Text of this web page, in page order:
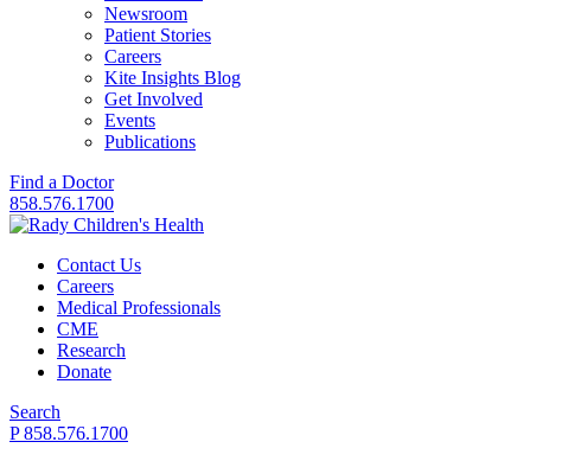
Newsroom
Patient Stories
Careers
Kite Insights Blog
Get Involved
Events
Publications
Find a Doctor
858.576.1700
Contact Us
Careers
Medical Professionals
CME
Research
Donate
Search
P 858.576.1700